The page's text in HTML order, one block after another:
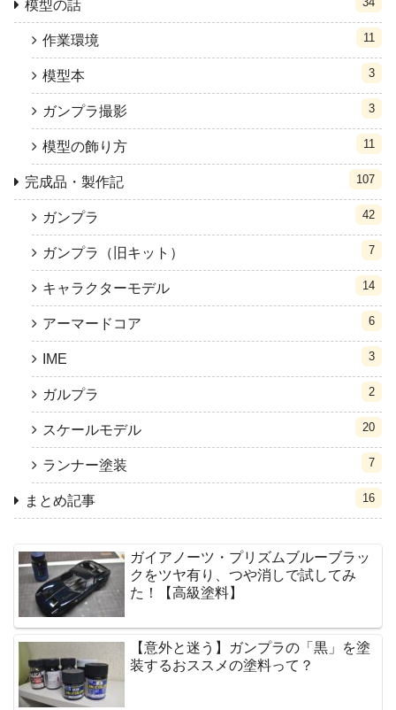
模型の話
作業環境 11
模型本 3
ガンプラ撮影 3
模型の飾り方 11
完成品・製作記 107
ガンプラ 42
ガンプラ（旧キット） 7
キャラクターモデル 14
アーマードコア 6
IME 3
ガルプラ 2
スケールモデル 20
ランナー塗装 7
まとめ記事 16
ガイアノーツ・プリズムブルーブラッ
クをツヤ有り、つや消しで試してみ
た！【高級塗料】
【意外と迷う】ガンプラの「黒」を塗
装するおススメの塗料って？